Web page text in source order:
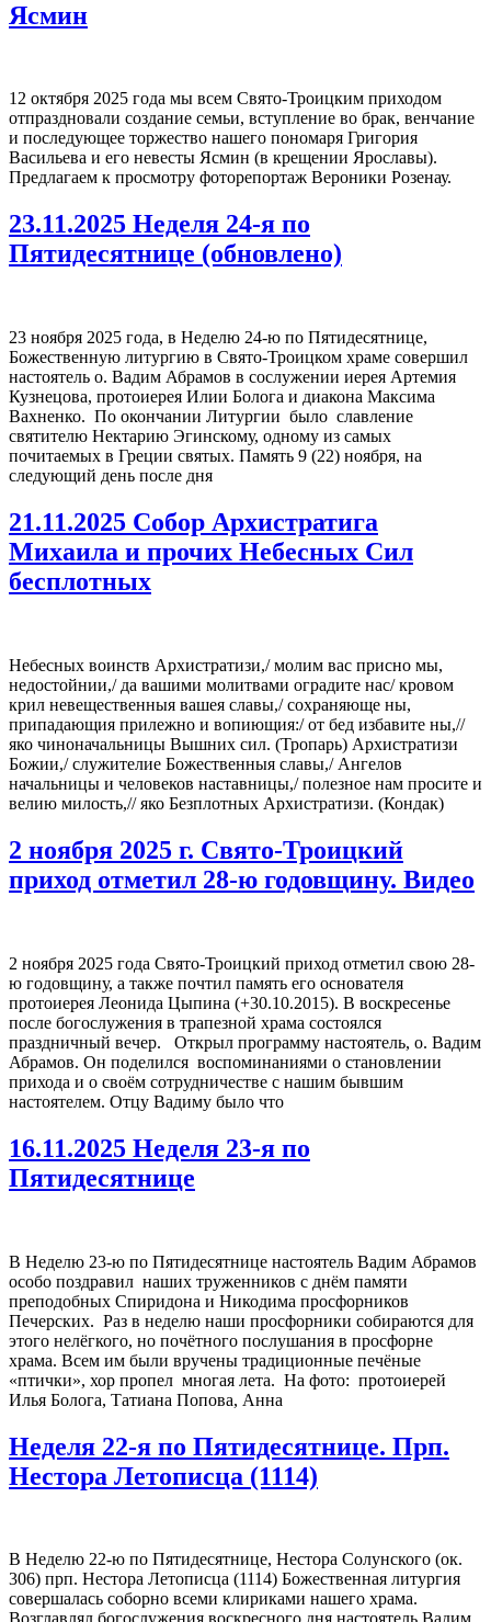
Ясмин
12 октября 2025 года мы всем Свято-Троицким приходом
отпраздновали создание семьи, вступление во брак, венчание
и последующее торжество нашего пономаря Григория
Васильева и его невесты Ясмин (в крещении Ярославы).
Предлагаем к просмотру фоторепортаж Вероники Розенау.
23.11.2025 Неделя 24-я по
Пятидесятнице (обновлено)
23 ноября 2025 года, в Неделю 24-ю по Пятидесятнице,
Божественную литургию в Свято-Троицком храме совершил
настоятель о. Вадим Абрамов в сослужении иерея Артемия
Кузнецова, протоиерея Илии Болога и диакона Максима
Вахненко. По окончании Литургии было славление
святителю Нектарию Эгинскому, одному из самых
почитаемых в Греции святых. Память 9 (22) ноября, на
следующий день после дня
21.11.2025 Собор Архистратига
Михаила и прочих Небесных Сил
бесплотных
Небесных воинств Архистратизи,/ молим вас присно мы,
недостойнии,/ да вашими молитвами оградите нас/ кровом
крил невещественныя вашея славы,/ сохраняюще ны,
припадающия прилежно и вопиющия:/ от бед избавите ны,//
яко чиноначальницы Вышних сил. (Тропарь) Архистратизи
Божии,/ служителие Божественныя славы,/ Ангелов
начальницы и человеков наставницы,/ полезное нам просите и
велию милость,// яко Безплотных Архистратизи. (Кондак)
2 ноября 2025 г. Свято-Троицкий
приход отметил 28-ю годовщину. Видео
2 ноября 2025 года Свято-Троицкий приход отметил свою 28-
ю годовщину, а также почтил память его основателя
протоиерея Леонида Цыпина (+30.10.2015). В воскресенье
после богослужения в трапезной храма состоялся
праздничный вечер. Открыл программу настоятель, о. Вадим
Абрамов. Он поделился воспоминаниями о становлении
прихода и о своём сотрудничестве с нашим бывшим
настоятелем. Отцу Вадиму было что
16.11.2025 Неделя 23-я по
Пятидесятнице
В Неделю 23-ю по Пятидесятнице настоятель Вадим Абрамов
особо поздравил наших труженников с днём памяти
преподобных Спиридона и Никодима просфорников
Печерских. Раз в неделю наши просфорники собираются для
этого нелёгкого, но почётного послушания в просфорне
храма. Всем им были вручены традиционные печёные
«птички», хор пропел многая лета. На фото: протоиерей
Илья Болога, Татиана Попова, Анна
Неделя 22-я по Пятидесятнице. Прп.
Нестора Летописца (1114)
В Неделю 22-ю по Пятидесятнице, Нестора Солунского (ок.
306) прп. Нестора Летописца (1114) Божественная литургия
совершалась соборно всеми клириками нашего храма.